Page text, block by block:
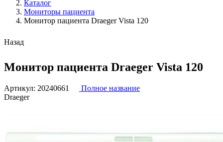
Каталог
Мониторы пациента
Монитор пациента Draeger Vista 120
Назад
Монитор пациента Draeger Vista 120
Артикул: 20240661
Полное название
Draeger